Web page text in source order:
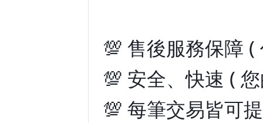
💯 售後服務保障
💯 安全、快速 (
💯 每筆交易皆可